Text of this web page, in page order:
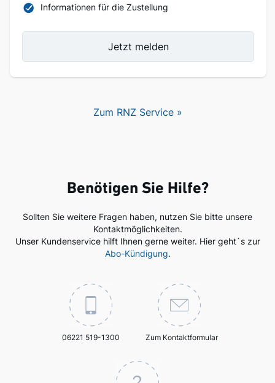
Informationen für die Zustellung
Jetzt melden
Zum RNZ Service »
Benötigen Sie Hilfe?
Sollten Sie weitere Fragen haben, nutzen Sie bitte unsere
Kontaktmöglichkeiten.
Unser Kundenservice hilft Ihnen gerne weiter. Hier geht`s zur
Abo-Kündigung.
06221 519-1300 Zum Kontaktformular